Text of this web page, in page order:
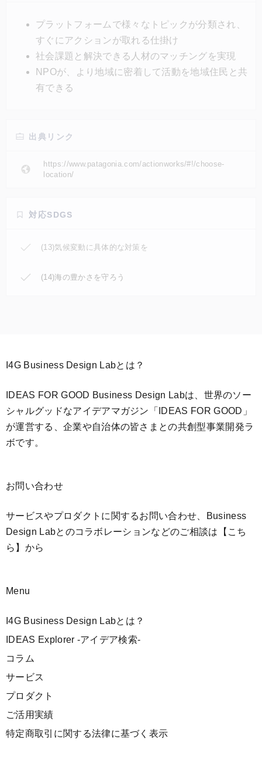
など特定のスキルを持った人たちが団体の抱える問題
に対してボランティアとして取り組める機会を提供し
ている。
プラットフォームで様々なトピックが分類され、
すぐにアクションが取れる仕掛け
社会課題と解決できる人材のマッチングを実現
NPOが、より地域に密着して活動を地域住民と共
有できる
出典リンク
https://www.patagonia.com/actionworks/#!/choose-
location/
対応SDGS
(13)気候変動に具体的な対策を
(14)海の豊かさを守ろう
I4G Business Design Labとは？
IDEAS FOR GOOD Business Design Labは、世界のソー
シャルグッドなアイデアマガジン「IDEAS FOR GOOD」
が運営する、企業や自治体の皆さまとの共創型事業開発ラ
ボです。
お問い合わせ
サービスやプロダクトに関するお問い合わせ、Business
Design Labとのコラボレーションなどのご相談は 【こち
ら】 から
Menu
I4G Business Design Labとは？
IDEAS Explorer -アイデア検索-
コラム
サービス
プロダクト
ご活用実績
特定商取引に関する法律に基づく表示